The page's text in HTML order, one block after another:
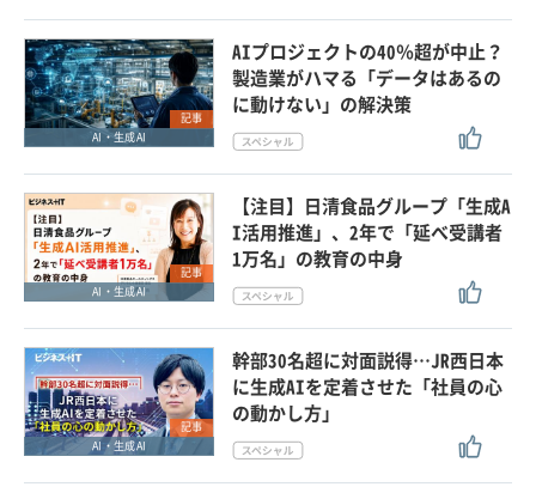
記事
AI・生成AI
AIプロジェクトの40％超が中止？
製造業がハマる「データはあるの
に動けない」の解決策
記事
AI・生成AI
【注目】日清食品グループ「生成A
I活用推進」、2年で「延べ受講者
1万名」の教育の中身
記事
AI・生成AI
幹部30名超に対面説得…JR西日本
に生成AIを定着させた「社員の心
の動かし方」